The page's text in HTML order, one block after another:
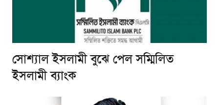
সোশ্যাল ইসলামী বুঝে পেল সম্মিলিত
ইসলামী ব্যাংক